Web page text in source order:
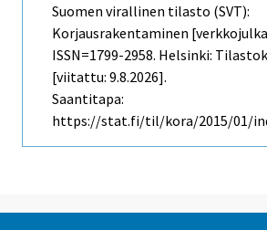
Suomen virallinen tilasto (SVT):
Korjausrakentaminen
ISSN=1799-2958. Helsinki:
[viitattu: 9.8.2026].
Saantitapa:
https://stat.fi/til/kora/2015/01/